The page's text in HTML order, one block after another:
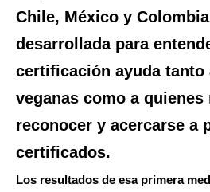
Chile, México y Colombia
desarrollada para
certificación ayuda tanto
veganas como a quienes
reconocer y acercarse a
certificados.
Los resultados de esa primera